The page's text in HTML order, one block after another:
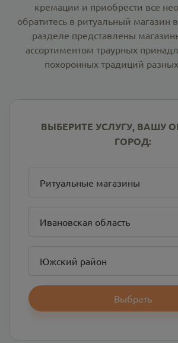
кремации и приобрести все
обратитесь в ритуальный магазин
разделе представлены
ассортиментом траурных
похоронных традиций
ВЫБЕРИТЕ УСЛУГУ, ВАШУ
ГОРОД:
Ритуальные магазины
Ивановская область
Южский район
Выбрать